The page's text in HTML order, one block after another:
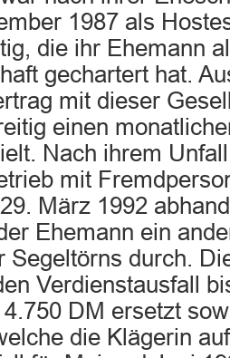
1987 als
die ihr Ehemann
gechartert hat.
mit dieser
einen
Nach ihrem
mit
März 1992
Ehemann ein
Segeltörns durch.
Verdienstausfall
DM ersetzt
die Klägerin